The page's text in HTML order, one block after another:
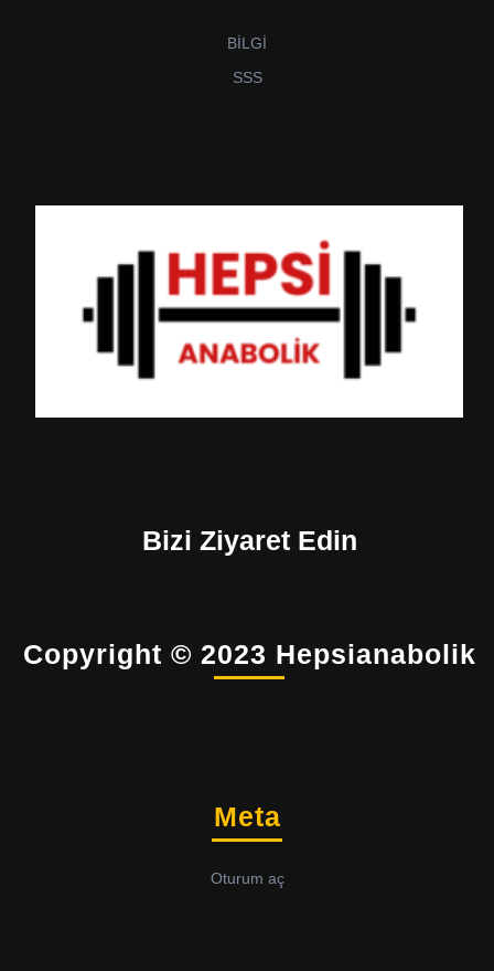
BİLGİ
SSS
Bizi Ziyaret Edin
Copyright © 2023 Hepsianabolik
Meta
Oturum aç